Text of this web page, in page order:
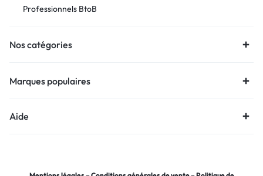
Professionnels BtoB
Nos catégories
Marques populaires
Aide